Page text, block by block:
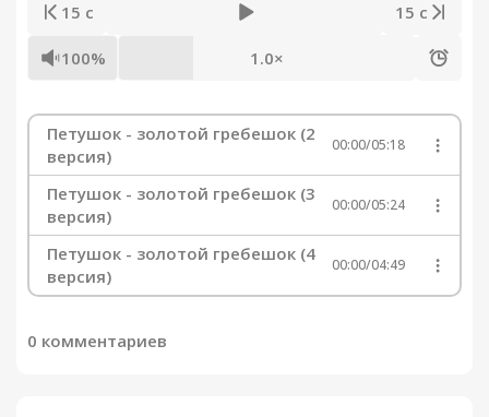
15 с 15 с
100% 1.0×
Петушок - золотой гребешок (2
версия)
00:00/05:18
Петушок - золотой гребешок (3
версия)
00:00/05:24
Петушок - золотой гребешок (4
версия)
00:00/04:49
0 комментариев